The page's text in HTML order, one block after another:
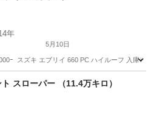
年
5月10日
ｰ ⁡ スズキ エブリイ 660 PC ハイルーフ 入庫
リイ ブラックリスト
スローパー （11.4万キロ）